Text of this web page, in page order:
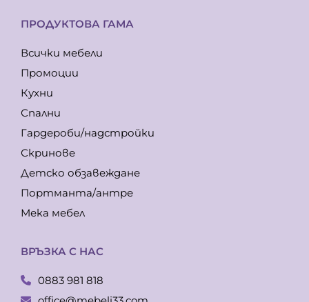
ПРОДУКТОВА ГАМА
Всички мебели
Промоции
Кухни
Спални
Гардероби/надстройки
Скринове
Детско обзавеждане
Портманта/антре
Мека мебел
ВРЪЗКА С НАС
0883 981 818